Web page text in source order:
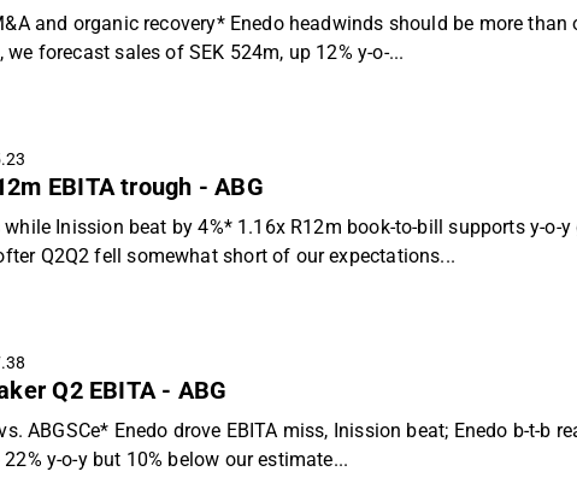
and organic recovery* Enedo headwinds should be more
forecast sales of SEK 524m, up 12% y-o-...
EBITA trough - ABG
while Inission beat by 4%* 1.16x R12m book-to-bill supports y-
Q2Q2 fell somewhat short of our expectations...
Q2 EBITA - ABG
ABGSCe* Enedo drove EBITA miss, Inission beat; Enedo b-t-
y-o-y but 10% below our estimate...